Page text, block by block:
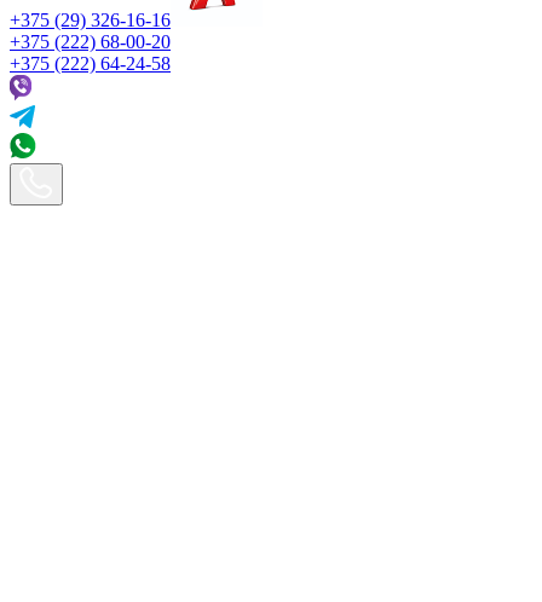
+375 (29) 326-16-16
+375 (222) 68-00-20
+375 (222) 64-24-58